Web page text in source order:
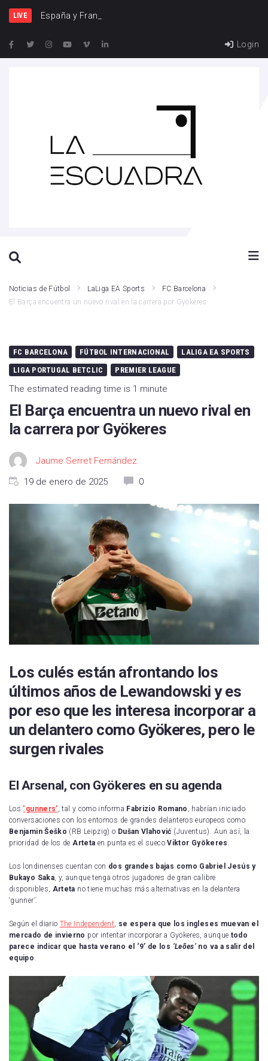
LIVE España y Francia, una rivalid
Login
Noticias de Fútbol LaLiga EA Sports
FC Barcelona
El Barça encuentra un nuevo rival en la carrera por Gyökeres
FC BARCELONA FÚTBOL INTERNACIONAL
LALIGA EA SPORTS
LIGA PORTUGAL BETCLIC
PREMIER LEAGUE
The estimated reading time is 1 minute
El Barça encuentra un nuevo rival en
la carrera por Gyökeres
Jaume Serret Fernández
19 de enero de 2025
0
Los culés están afrontando los
últimos años de Lewandowski y es
por eso que les interesa incorporar a
un delantero como Gyökeres, pero le
surgen rivales
El Arsenal, con Gyökeres en su agenda
Los ‘gunners’ , tal y como informa Fabrizio Romano
, habrían iniciado
conversaciones con los entornos de grandes delanteros europeos como
Benjamin Šeško (RB Leipzig) o Dušan Vlahović (Juventus). Aun así, la
prioridad de los de Arteta en punta es el suecoViktor Gyökeres
Los londinenses cuentan con dos grandes bajas como Gabriel Jesús y
Bukayo Saka, y, aunque tenga otros jugadores de gran calibre
disponibles, Arteta no tiene muchas más alternativas en la delantera
‘gunner’.
Según el diario The Independent se espera que los ingleses muevan el
mercado de invierno por intentar incorporar a Gyökeres, aunque todo
parece indicar que hasta verano el ‘9’ de los ‘Leões’ no va a salir del
equipo